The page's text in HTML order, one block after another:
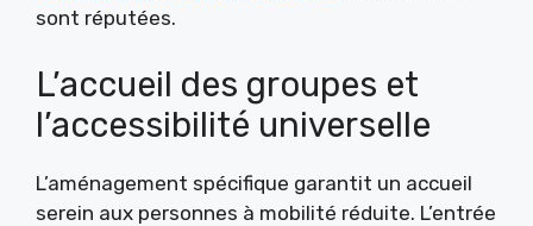
sont réputées.
L’accueil des groupes et
l’accessibilité universelle
L’aménagement spécifique garantit un accueil
serein aux personnes à mobilité réduite. L’entrée